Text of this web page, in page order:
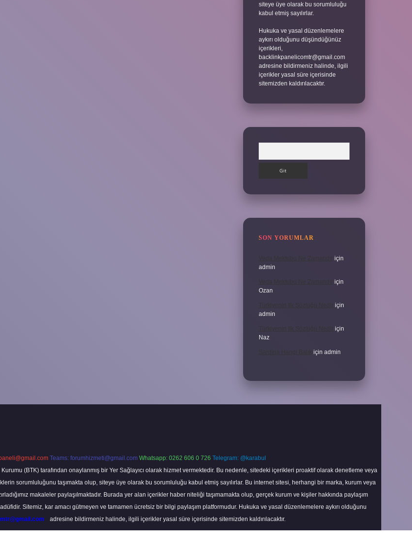
siteye üye olarak bu sorumluluğu
kabul etmiş sayılırlar.
Hukuka ve yasal düzenlemelere
aykırı olduğunu düşündüğünüz
içerikleri,
backlinkpanelicomtr@gmail.com
adresine bildirmeniz halinde, ilgili
içerikler yasal süre içerisinde
sitemizden kaldırılacaktır.
SON YORUMLAR
Veda Mektubu Ne Zamandır için
admin
Veda Mektubu Ne Zamandır için
Ozan
Türkiyenin Ilk Sözlüğü Nedir için
admin
Türkiyenin Ilk Sözlüğü Nedir için
Naz
Sardina Hangi Balık için admin
Teams: forumhizmeti@gmail.com Whatsapp: 0262 606 0 726 Telegram: @karabul
(BTK) tarafından onaylanmış bir Yer Sağlayıcı olarak hizmet vermektedir. Bu nedenle, sitedeki içerikleri proaktif olarak denetleme veya
sorumluluğunu taşımakta olup, siteye üye olarak bu sorumluluğu kabul etmiş sayılırlar. Bu internet sitesi, herhangi bir marka, kurum veya
makaleler paylaşılmaktadır. Burada yer alan içerikler haber niteliği taşımamakta olup, gerçek kurum ve kişiler hakkında paylaşım
Sitemiz, kar amacı gütmeyen ve tamamen ücretsiz bir bilgi paylaşım platformudur. Hukuka ve yasal düzenlemelere aykırı olduğunu
adresine bildirmeniz halinde, ilgili içerikler yasal süre içerisinde sitemizden kaldırılacaktır.